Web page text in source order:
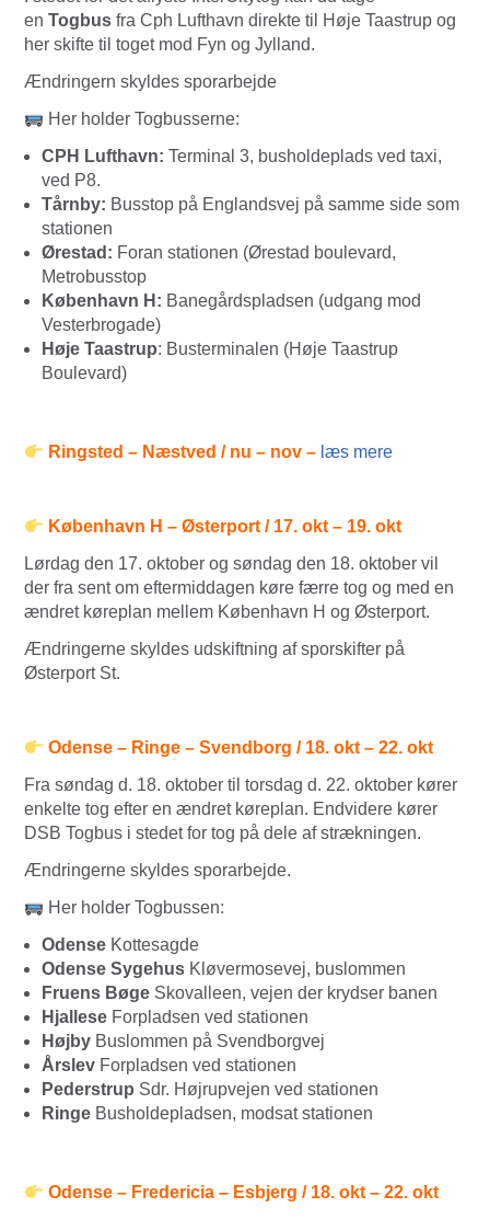
en Togbus fra Cph Lufthavn direkte til Høje Taastrup og
her skifte til toget mod Fyn og Jylland.
Ændringern skyldes sporarbejde
Her holder Togbusserne:
CPH Lufthavn: Terminal 3, busholdeplads ved taxi,
ved P8.
Tårnby: Busstop på Englandsvej på samme side som
stationen
Ørestad: Foran stationen (Ørestad boulevard,
Metrobusstop
København H: Banegårdspladsen (udgang mod
Vesterbrogade)
Høje Taastrup: Busterminalen (Høje Taastrup
Boulevard)
Ringsted – Næstved / nu – nov – læs mere
København H – Østerport / 17. okt – 19. okt
Lørdag den 17. oktober og søndag den 18. oktober vil
der fra sent om eftermiddagen køre færre tog og med en
ændret køreplan mellem København H og Østerport.
Ændringerne skyldes udskiftning af sporskifter på
Østerport St.
Odense – Ringe – Svendborg / 18. okt – 22. okt
Fra søndag d. 18. oktober til torsdag d. 22. oktober kører
enkelte tog efter en ændret køreplan. Endvidere kører
DSB Togbus i stedet for tog på dele af strækningen.
Ændringerne skyldes sporarbejde.
Her holder Togbussen:
Odense Kottesagde
Odense Sygehus Kløvermosevej, buslommen
Fruens Bøge Skovalleen, vejen der krydser banen
Hjallese Forpladsen ved stationen
Højby Buslommen på Svendborgvej
Årslev Forpladsen ved stationen
Pederstrup Sdr. Højrupvejen ved stationen
Ringe Busholdepladsen, modsat stationen
Odense – Fredericia – Esbjerg / 18. okt – 22. okt